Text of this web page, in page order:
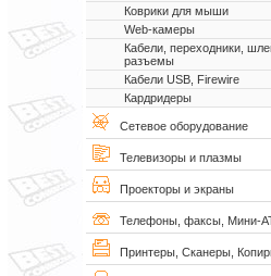
Коврики для мыши
Web-камеры
Кабели, переходники,
разъемы
Кабели USB, Firewire
Кардридеры
Сетевое оборудование
Телевизоры и плазмы
Проекторы и экраны
Телефоны, факсы, Мини-
Принтеры, Сканеры,